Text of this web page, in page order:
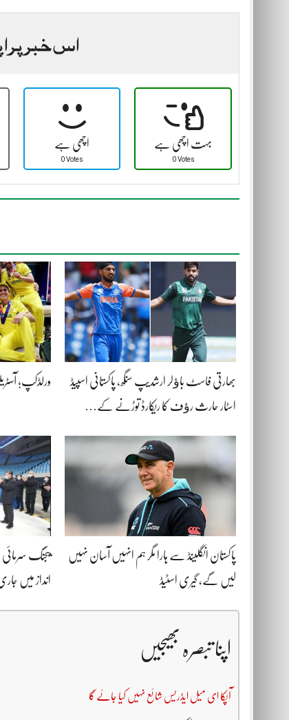
اس خبر پر
اچھی ہے
0 Votes
بہت اچھی ہے
0 Votes
بھارتی فاسٹ باﺅلر ارشدیپ سنگھ، پاکستانی اسپیڈ
اسٹار حارث رﺅف کا ریکارڈ توڑنے کے…
ورلڈکپ؛
پاکستان انگلینڈ سے ہارا مگر ہم انہیں آسان نہیں
لیں گے، گیری اسٹیڈ انداز میں
اپنا تبصرہ بھیجیں
آپکا ای میل ایڈریس شائع نہیں کیا جائے گا